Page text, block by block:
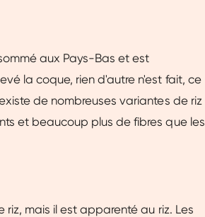
aux Pays-Bas et est
la coque, rien d'autre n'est fait, ce
de nombreuses variantes de riz
et beaucoup plus de fibres que les
mais il est apparenté au riz. Les